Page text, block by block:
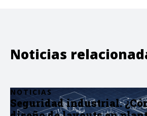
Noticias
NOTICIAS
Seguridad industrial.